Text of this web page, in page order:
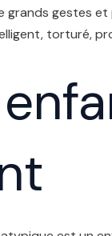
grands gestes
torturé,